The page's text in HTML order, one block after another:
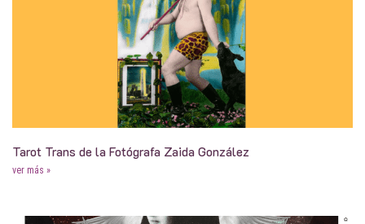
Tarot Trans de la Fotógrafa Zaida González
ver más »